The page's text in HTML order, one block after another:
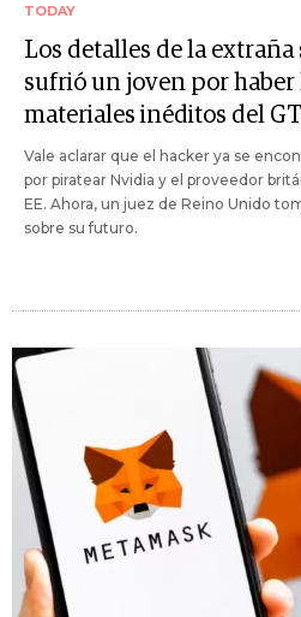
TODAY
Los detalles de la
sufrió un joven por haber
materiales inéditos del
Vale aclarar que el hacker ya se
por piratear Nvidia y el proveedor
EE. Ahora, un juez de Reino Unido
sobre su futuro.